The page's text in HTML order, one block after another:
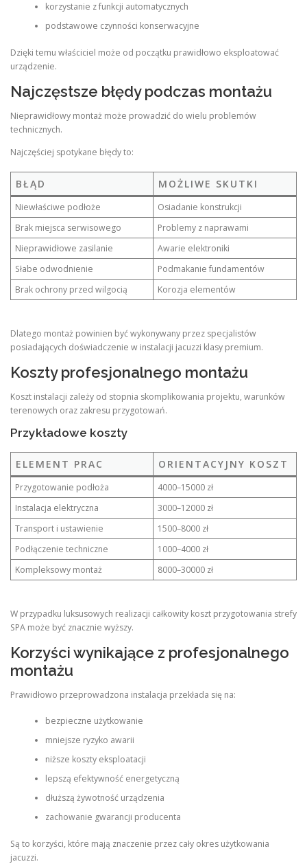
korzystanie z funkcji automatycznych
podstawowe czynności konserwacyjne
Dzięki temu właściciel może od początku prawidłowo eksploatować
urządzenie.
Najczęstsze błędy podczas montażu
Nieprawidłowy montaż może prowadzić do wielu problemów
technicznych.
Najczęściej spotykane błędy to:
BŁĄD MOŻLIWE SKUTKI
Niewłaściwe podłoże
Osiadanie konstrukcji
Brak miejsca serwisowego
Problemy z naprawami
Nieprawidłowe zasilanie
Awarie elektroniki
Słabe odwodnienie
Podmakanie fundamentów
Brak ochrony przed wilgocią
Korozja elementów
Dlatego montaż powinien być wykonywany przez specjalistów
posiadających doświadczenie w instalacji jacuzzi klasy premium.
Koszty profesjonalnego montażu
Koszt instalacji zależy od stopnia skomplikowania projektu, warunków
terenowych oraz zakresu przygotowań.
Przykładowe koszty
ELEMENT PRAC ORIENTACYJNY KOSZT
Przygotowanie podłoża
4000–15000 zł
Instalacja elektryczna
3000–12000 zł
Transport i ustawienie
1500–8000 zł
Podłączenie techniczne
1000–4000 zł
Kompleksowy montaż
8000–30000 zł
W przypadku luksusowych realizacji całkowity koszt przygotowania strefy
SPA może być znacznie wyższy.
Korzyści wynikające z profesjonalnego
montażu
Prawidłowo przeprowadzona instalacja przekłada się na:
bezpieczne użytkowanie
mniejsze ryzyko awarii
niższe koszty eksploatacji
lepszą efektywność energetyczną
dłuższą żywotność urządzenia
zachowanie gwarancji producenta
Są to korzyści, które mają znaczenie przez cały okres użytkowania
jacuzzi.